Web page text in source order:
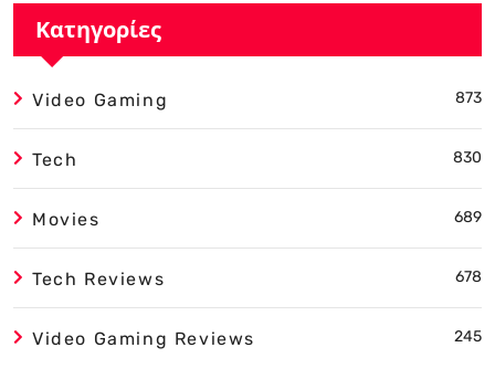
Κατηγορίες
Video Gaming 873
Tech 830
Movies 689
Tech Reviews 678
Video Gaming Reviews 245